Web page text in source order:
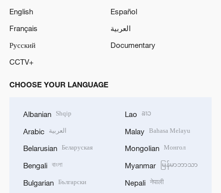
English
Español
Français
العربية
Русский
Documentary
CCTV+
CHOOSE YOUR LANGUAGE
Albanian Shqip
Arabic العربية
Belarusian Беларуская
Bengali বাংলা
Bulgarian Български
Lao ລາວ
Malay Bahasa Melayu
Mongolian Монгол
Myanmar မြန်မာဘာသာ
Nepali नेपाली